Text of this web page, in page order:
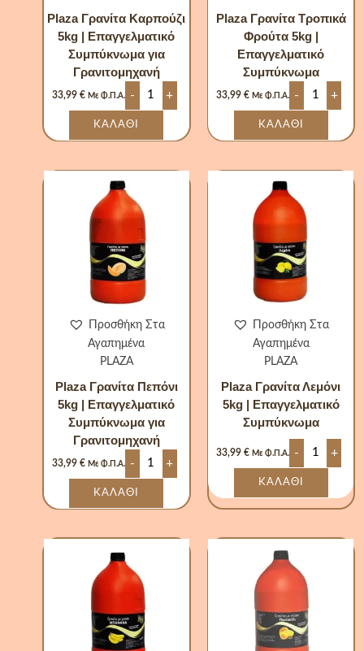
Plaza Γρανίτα Καρπούζι
5kg | Επαγγελματικό
Συμπύκνωμα για
Γρανιτομηχανή
33,99 € Με Φ.Π.Α. - +
ΚΑΛΆΘΙ
Plaza Γρανίτα Τροπικά
Φρούτα 5kg |
Επαγγελματικό
Συμπύκνωμα
33,99€ Με Φ.Π.Α. - +
ΚΑΛΆΘΙ
Προσθήκη Στα
Αγαπημένα
PLAZA
Plaza Γρανίτα Πεπόνι
5kg | Επαγγελματικό
Συμπύκνωμα για
Γρανιτομηχανή
33,99 € Με Φ.Π.Α. -
5kg
|
Επαγγελματικό
Συμπύκνωμα
για
Γρανιτομηχανή
ποσότητα
+
ΚΑΛΆΘΙ
Προσθήκη Στα
Αγαπημένα
PLAZA
Plaza Γρανίτα Λεμόνι
5kg | Επαγγελματικό
Συμπύκνωμα
33,99€ Με Φ.Π.Α. -
5kg
|
ποσότητα
+
ΚΑΛΆΘΙ
Plaza
5kg
|
Επαγγελματικό
Συμπύκνωμα
ποσότητα
Plaza
5kg
|
ποσότητα